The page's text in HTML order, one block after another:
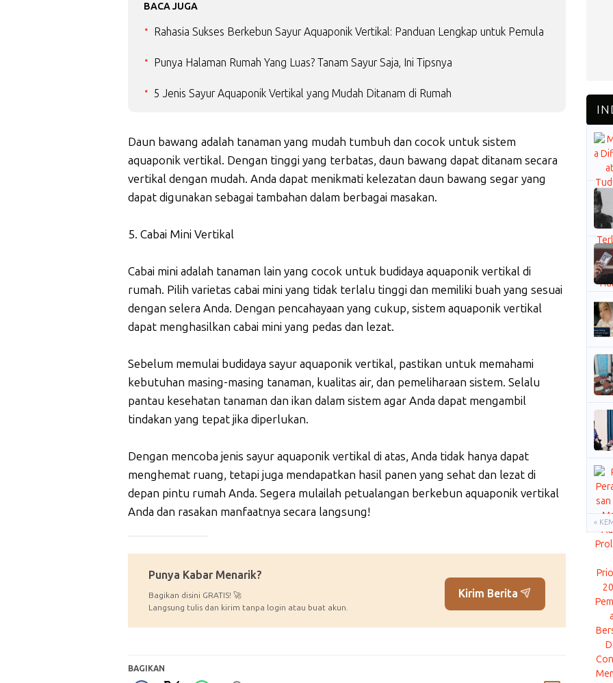
BACA JUGA
Rahasia Sukses Berkebun Sayur Aquaponik Vertikal: Panduan Lengkap untuk Pemula
Punya Halaman Rumah Yang Luas? Tanam Sayur Saja, Ini Tipsnya
5 Jenis Sayur Aquaponik Vertikal yang Mudah Ditanam di Rumah
Daun bawang adalah tanaman yang mudah tumbuh dan cocok untuk sistem
aquaponik vertikal. Dengan tinggi yang terbatas, daun bawang dapat ditanam secara
vertikal dengan mudah. Anda dapat menikmati kelezatan daun bawang segar yang
dapat digunakan sebagai tambahan dalam berbagai masakan.
5. Cabai Mini Vertikal
Cabai mini adalah tanaman lain yang cocok untuk budidaya aquaponik vertikal di
rumah. Pilih varietas cabai mini yang tidak terlalu tinggi dan memiliki buah yang sesuai
dengan selera Anda. Dengan pencahayaan yang cukup, sistem aquaponik vertikal
dapat menghasilkan cabai mini yang pedas dan lezat.
Sebelum memulai budidaya sayur aquaponik vertikal, pastikan untuk memahami
kebutuhan masing-masing tanaman, kualitas air, dan pemeliharaan sistem. Selalu
pantau kesehatan tanaman dan ikan dalam sistem agar Anda dapat mengambil
tindakan yang tepat jika diperlukan.
Dengan mencoba jenis sayur aquaponik vertikal di atas, Anda tidak hanya dapat
menghemat ruang, tetapi juga mendapatkan hasil panen yang sehat dan lezat di
depan pintu rumah Anda. Segera mulailah petualangan berkebun aquaponik vertikal
Anda dan rasakan manfaatnya secara langsung!
Punya Kabar Menarik?
Bagikan disini GRATIS! 🚀
Langsung tulis dan kirim tanpa login atau buat akun.
Kirim Berita
BAGIKAN
«